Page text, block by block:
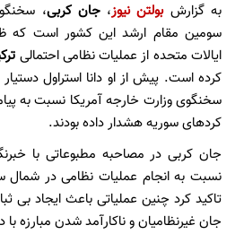
به گزارشبولتن نیوز،جان کربی،
سومین مقام ارشد این کشور است که
ایالات متحده از عملیات نظامی احتمالی
کرده است. پیش از او دانا استراول
سخنگوی وزارت خارجه آمریکا نسبت به
کردهای سوریه هشدار داده بودند.
جان کربی در مصاحبه مطبوعاتی با
نسبت به انجام عملیات نظامی در شمال
تاکید کرد چنین عملیاتی باعث ایجاد بی
جان غیرنظامیان و ناکارآمد شدن مبارزه